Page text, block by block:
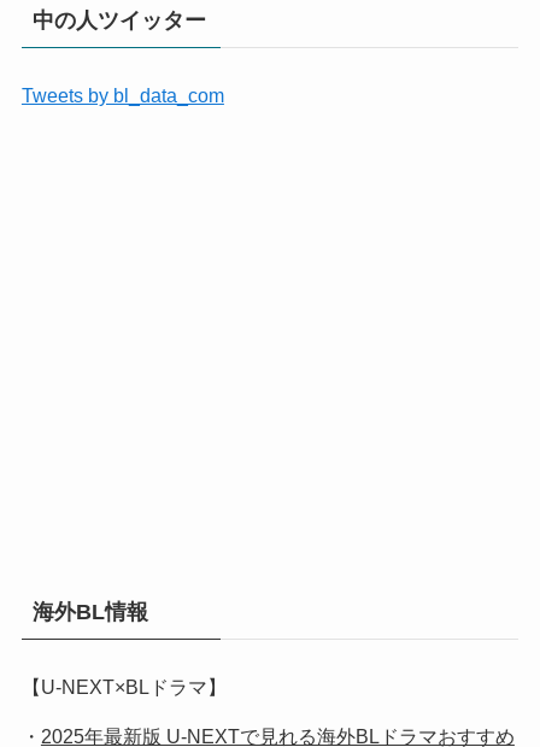
中の人ツイッター
Tweets by bl_data_com
海外BL情報
【U-NEXT×BLドラマ】
・ 2025年最新版 U-NEXTで見れる海外BLドラマおすすめ